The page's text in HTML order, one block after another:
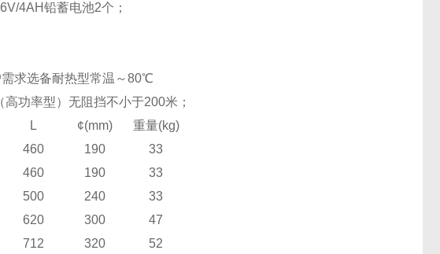
4AH铅蓄电池2个；
求选备耐热型常温～80℃
功率型）无阻挡不小于200米；
L ¢(mm)
重量(kg)
460 190
33
460 190
33
500 240
33
620 300
47
712 320
52